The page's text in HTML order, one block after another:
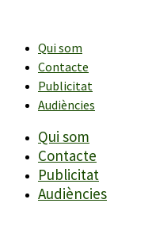
contingutQui som
Contacte
Publicitat
Audiències
Qui som
Contacte
Publicitat
Audiències